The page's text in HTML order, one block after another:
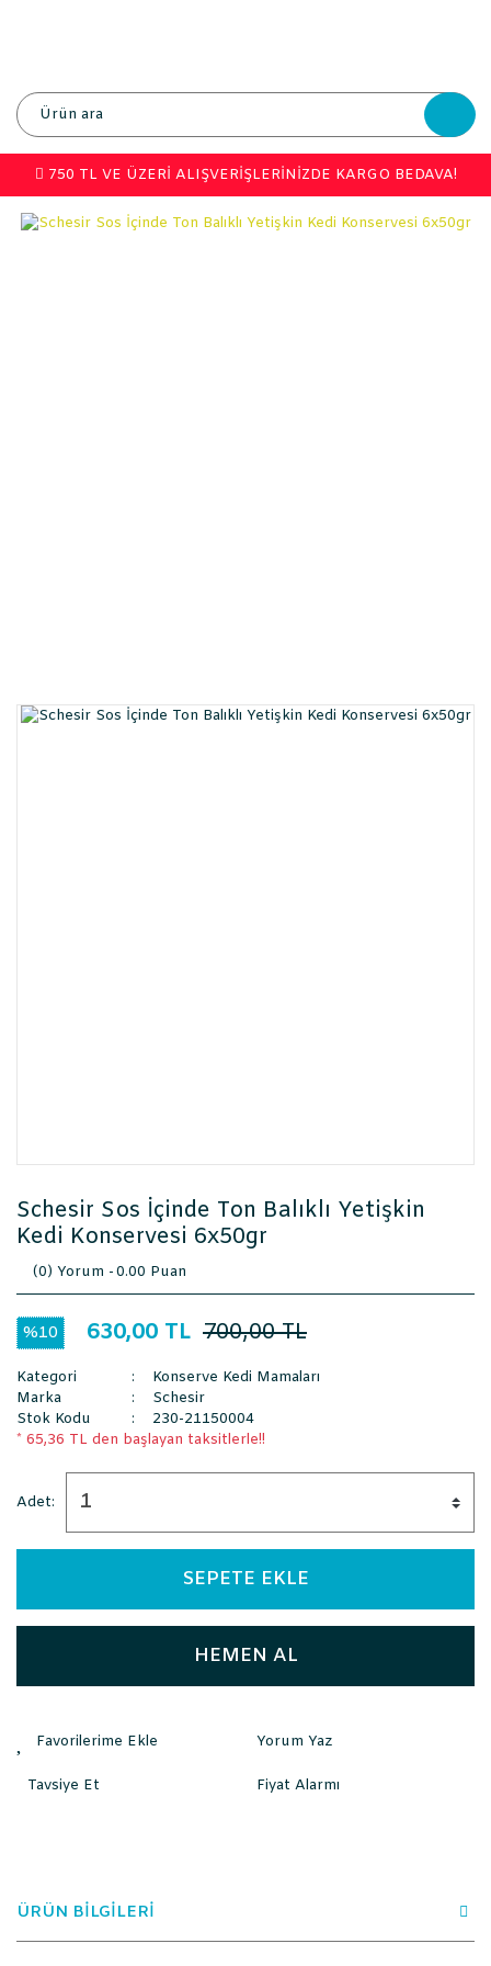
750 TL VE ÜZERİ ALIŞVERİŞLERİNİZDE KARGO BEDAVA!
Schesir Sos İçinde Ton Balıklı Yetişkin
Kedi Konservesi 6x50gr
(0) Yorum -0.00 Puan
%10 630,00 TL 700,00 TL
Kategori
Konserve Kedi Mamaları
Marka
Schesir
Stok Kodu
230-21150004
* 65,36 TL den başlayan taksitlerle!!
Adet:
SEPETE EKLE
HEMEN AL
Yorum Yaz
Tavsiye Et Fiyat Alarmı
ÜRÜN BİLGİLERİ